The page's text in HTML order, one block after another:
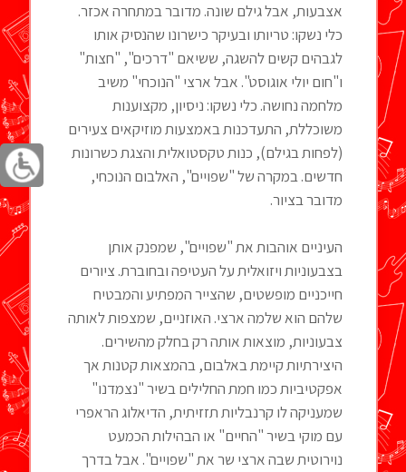
אצבעות, אבל גילם שונה. מדובר במתחרה אכזר.
כלי נשקו: טריותו ובעיקר כישרונו שהנסיק אותו
לגבהים קשים להשגה, ששיאם "דרכים", "חצות"
ו"חום יולי אוגוסט". אבל ארצי "הנוכחי" משיב
מלחמה נחושה. כלי נשקו: ניסיון, מקצוענות
משוכללת, התעדכנות באמצעות מוזיקאים צעירים
(לפחות בגילם), כנות טקסטואלית והצגת כשרונות
חדשים. במקרה של "שפויים", האלבום הנוכחי,
מדובר בציור.
העיניים אוהבות את "שפויים", שמפנק אותן
בצבעוניות ויזואלית על העטיפה ובחוברת. ציורים
חייכניים מופשטים, שהצייר המפתיע והמבטיח
שלהם הוא שלמה ארצי. האוזניים, שמצפות לאותה
צבעוניות, מוצאות אותה רק בחלק מהשירים.
היצירתיות קיימת באלבום, בהמצאות קטנות אך
אפקטיביות כמו חמת החלילים בשיר "נצמדנו"
שמעניקה לו קרנבליות תזזיתית, הדיאלוג הראפרי
עם מוקי בשיר "החיים" או הבהילות הכמעט
נוירוטית שבה ארצי שר את "שפויים". אבל בדרך